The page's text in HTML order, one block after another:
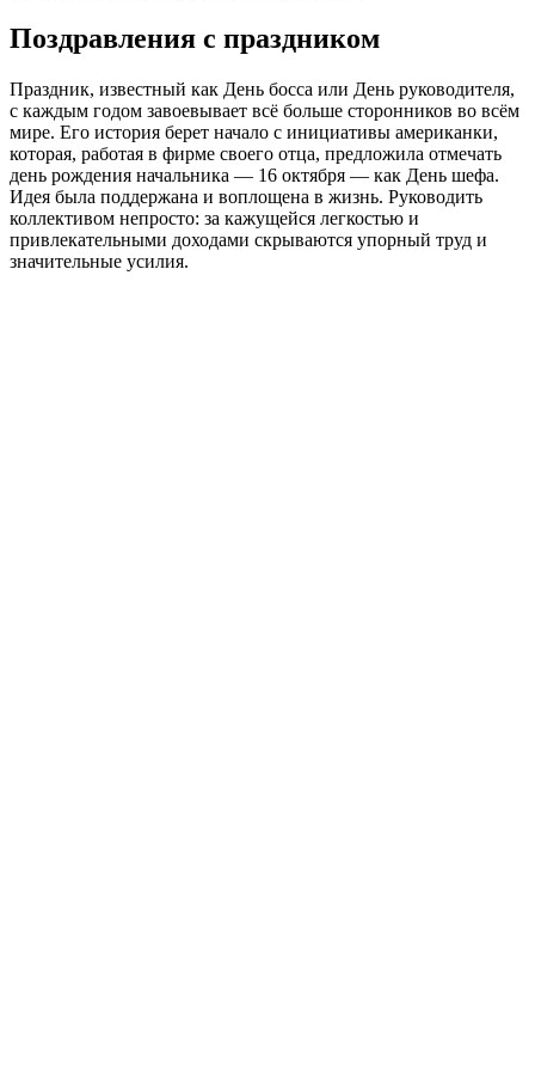
Поздравления с праздником
Праздник, известный как День босса или День руководителя,
с каждым годом завоевывает всё больше сторонников во всём
мире. Его история берет начало с инициативы американки,
которая, работая в фирме своего отца, предложила отмечать
день рождения начальника — 16 октября — как День шефа.
Идея была поддержана и воплощена в жизнь. Руководить
коллективом непросто: за кажущейся легкостью и
привлекательными доходами скрываются упорный труд и
значительные усилия.